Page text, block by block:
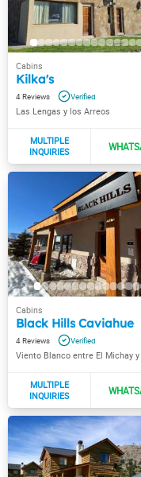
Kilka's
4
Las Lengas y los Arreos
Black Hills Caviahue
4